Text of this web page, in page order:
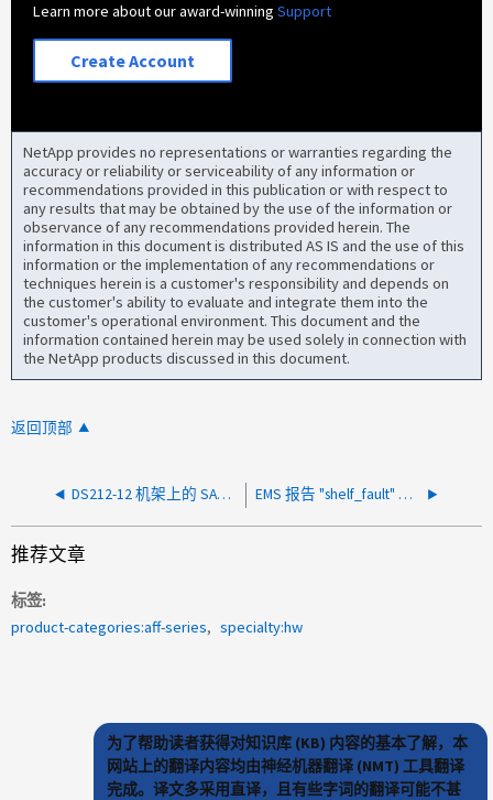
Learn more about our award-winningSupport
Create Account
NetApp provides no representations or warranties regarding the
accuracy or reliability or serviceability of any information or
recommendations provided in this publication or with respect to
any results that may be obtained by the use of the information or
observance of any recommendations provided herein. The
information in this document is distributed AS IS and the use of this
information or the implementation of any recommendations or
techniques herein is a customer's responsibility and depends on
the customer's ability to evaluate and integrate them into the
customer's operational environment. This document and the
information contained herein may be used solely in connection with
the NetApp products discussed in this document.
返回顶部
DS212-12 机架上的 SAS PHY 状态降级 EMS 报告 "shelf_fault" 并显示 "ses.status.ACPError ： critical"
推荐文章
标签
product-categories:aff-series
specialty:hw
为了帮助读者获得对知识库 (KB) 内容的基本了解，本
网站上的翻译内容均由神经机器翻译 (NMT) 工具翻译
完成。译文多采用直译，且有些字词的翻译可能不甚